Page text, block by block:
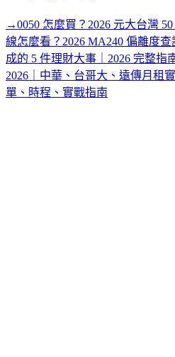
→0050 怎麼買？2026 元大台灣
線怎麼看？2026 MA240 偏離度
成的 5 件理財大事｜2026 完整指
2026｜中華、台哥大、遠傳月租
單、時程、實戰指南